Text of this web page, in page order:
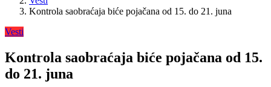
Kontrola saobraćaja biće pojačana od 15. do 21. juna
Vesti
Kontrola saobraćaja biće pojačana od 15.
do 21. juna